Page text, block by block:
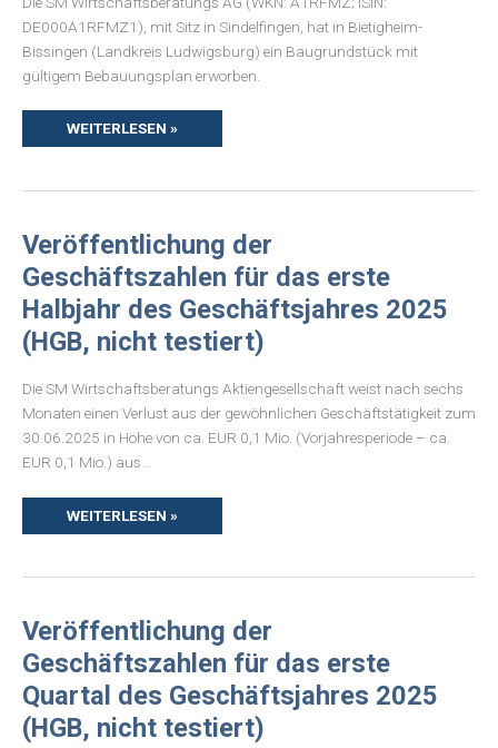
DE000A1RFMZ1), mit Sitz in Sindelfingen, hat in Bietigheim-
Bissingen (Landkreis Ludwigsburg) ein Baugrundstück mit
gültigem Bebauungsplan erworben.
WEITERLESEN »
Veröffentlichung der
Geschäftszahlen für das erste
Halbjahr des Geschäftsjahres 2025
(HGB, nicht testiert)
Die SM Wirtschaftsberatungs Aktiengesellschaft weist nach sechs
Monaten einen Verlust aus der gewöhnlichen Geschäftstätigkeit zum
30.06.2025 in Höhe von ca. EUR 0,1 Mio. (Vorjahresperiode – ca.
EUR 0,1 Mio.) aus…
VERÖFFENTLICHUNG
DER
GESCHÄFTSZAHLEN
FÜR
ERSTE
HALBJAHR
DES
GESCHÄFTSJAHRES
NICHT
TESTIERT)
WEITERLESEN »
Veröffentlichung der
Geschäftszahlen für das erste
Quartal des Geschäftsjahres 2025
(HGB, nicht testiert)
VERÖFFENTLICHUNG
DER
GESCHÄFTSZAHLEN
FÜR
ERSTE
QUARTAL
DES
GESCHÄFTSJAHRES